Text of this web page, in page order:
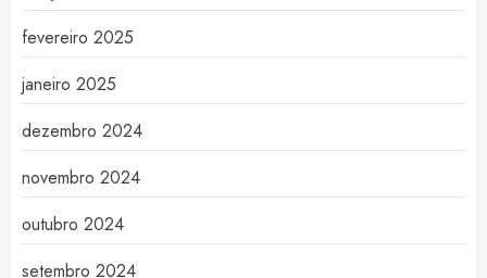
fevereiro 2025
janeiro 2025
dezembro 2024
novembro 2024
outubro 2024
setembro 2024